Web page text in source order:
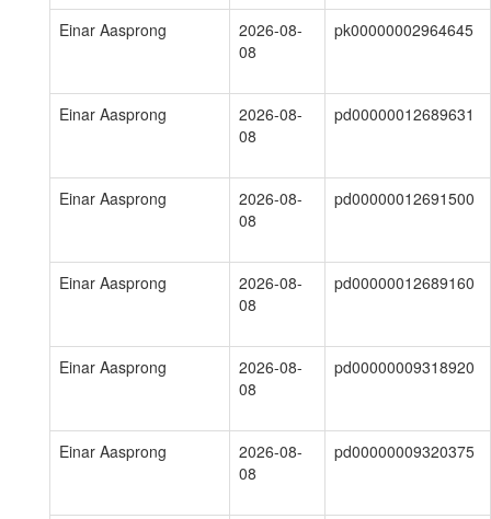
Einar Aasprong
2026-08-
08
pk00000002964645
Einar Aasprong
2026-08-
08
pd00000012689631
Einar Aasprong
2026-08-
08
pd00000012691500
Einar Aasprong
2026-08-
08
pd00000012689160
Einar Aasprong
2026-08-
08
pd00000009318920
Einar Aasprong
2026-08-
08
pd00000009320375